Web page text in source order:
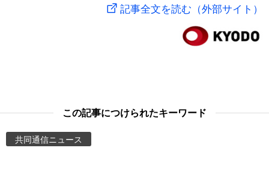
記事全文を読む（外部サイト）
この記事につけられたキーワード
共同通信ニュース